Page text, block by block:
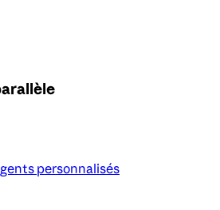
personnalisés